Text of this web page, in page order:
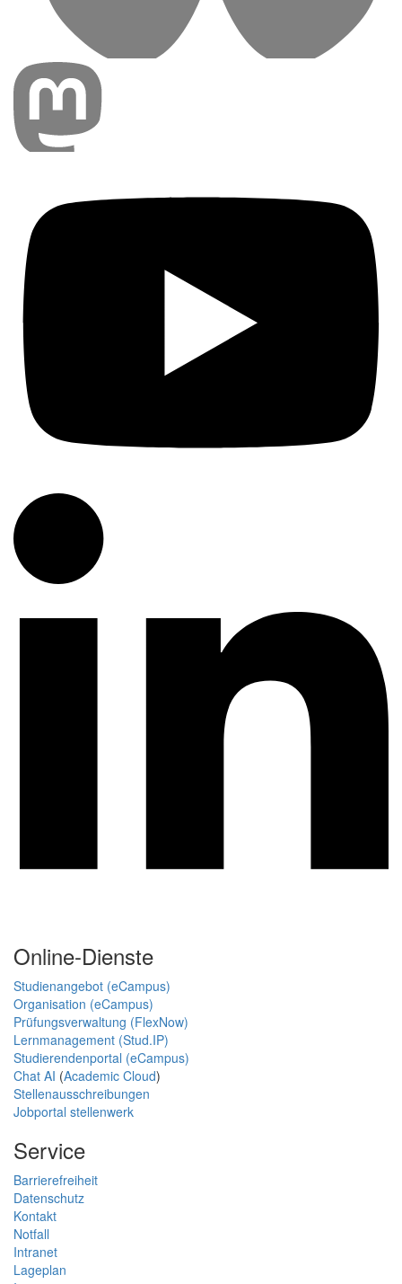
Online-Dienste
Studienangebot (eCampus)
Organisation (eCampus)
Prüfungsverwaltung (FlexNow)
Lernmanagement (Stud.IP)
Studierendenportal (eCampus)
Chat AI (Academic Cloud)
Stellenausschreibungen
Jobportal stellenwerk
Service
Barrierefreiheit
Datenschutz
Kontakt
Notfall
Intranet
Lageplan